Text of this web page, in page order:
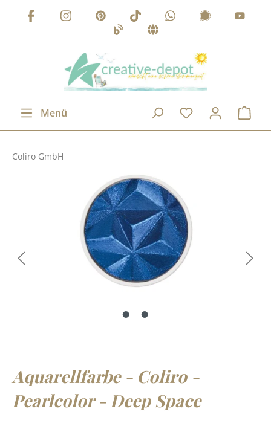
Zum Hauptinhalt springen
Menü
Coliro GmbH
Aquarellfarbe - Coliro -
Pearlcolor - Deep Space